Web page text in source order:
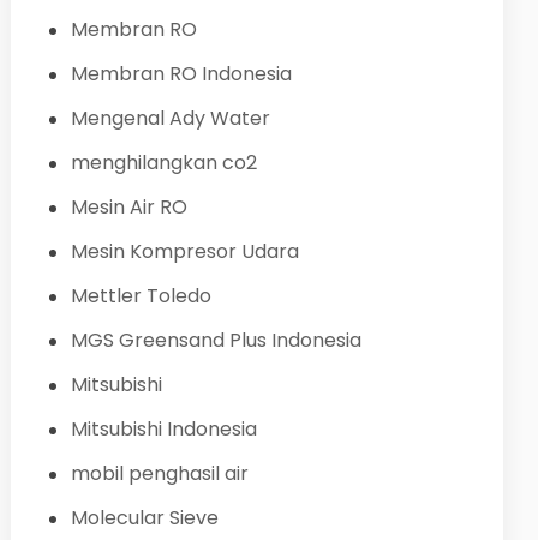
Membran RO
Membran RO Indonesia
Mengenal Ady Water
menghilangkan co2
Mesin Air RO
Mesin Kompresor Udara
Mettler Toledo
MGS Greensand Plus Indonesia
Mitsubishi
Mitsubishi Indonesia
mobil penghasil air
Molecular Sieve